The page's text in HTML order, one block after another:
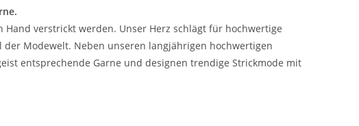
verstrickt werden. Unser Herz schlägt für hochwertige
Modewelt. Neben unseren langjährigen hochwertigen
entsprechende Garne und designen trendige Strickmode mit